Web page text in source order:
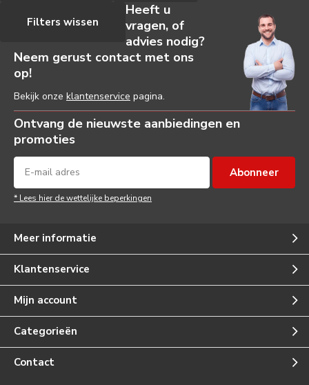
Filters wissen
Heeft u
vragen, of
advies nodig?
Neem gerust contact met ons
op!
Bekijk onze klantenservice pagina.
Ontvang de nieuwste aanbiedingen en
promoties
Abonneer
* Lees hier de wettelijke beperkingen
Meer informatie
Klantenservice
Mijn account
Categorieën
Contact